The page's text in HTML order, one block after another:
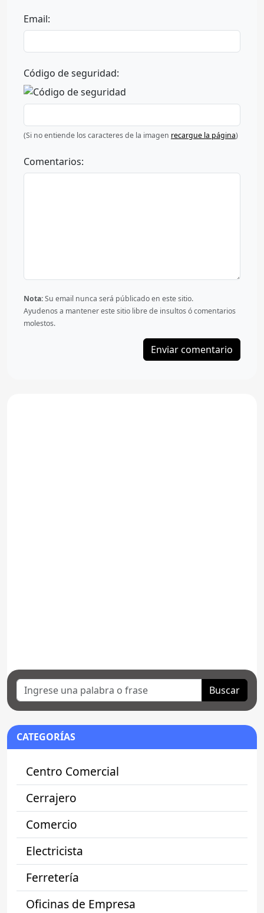
Email:
Código de seguridad:
(Si no entiende los caracteres de la imagen recargue la página)
Comentarios:
Nota:Su email nunca será públicado en este sitio.
Ayudenos a mantener este sitio libre de insultos ó comentarios
molestos.
Buscar
CATEGORÍAS
Centro Comercial
Cerrajero
Comercio
Electricista
Ferretería
Oficinas de Empresa